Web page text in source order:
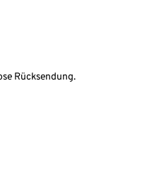
Rücksendung.